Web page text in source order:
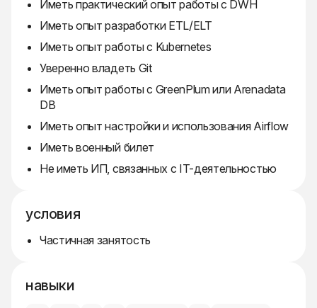
Иметь практический опыт работы с DWH
Иметь опыт разработки ETL/ELT
Иметь опыт работы с Kubernetes
Уверенно владеть Git
Иметь опыт работы с GreenPlum или Arenadata
DB
Иметь опыт настройки и использования Airflow
Иметь военный билет
Не иметь ИП, связанных с IT-деятельностью
условия
Частичная занятость
навыки